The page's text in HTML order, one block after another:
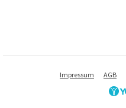
Impressum AGB